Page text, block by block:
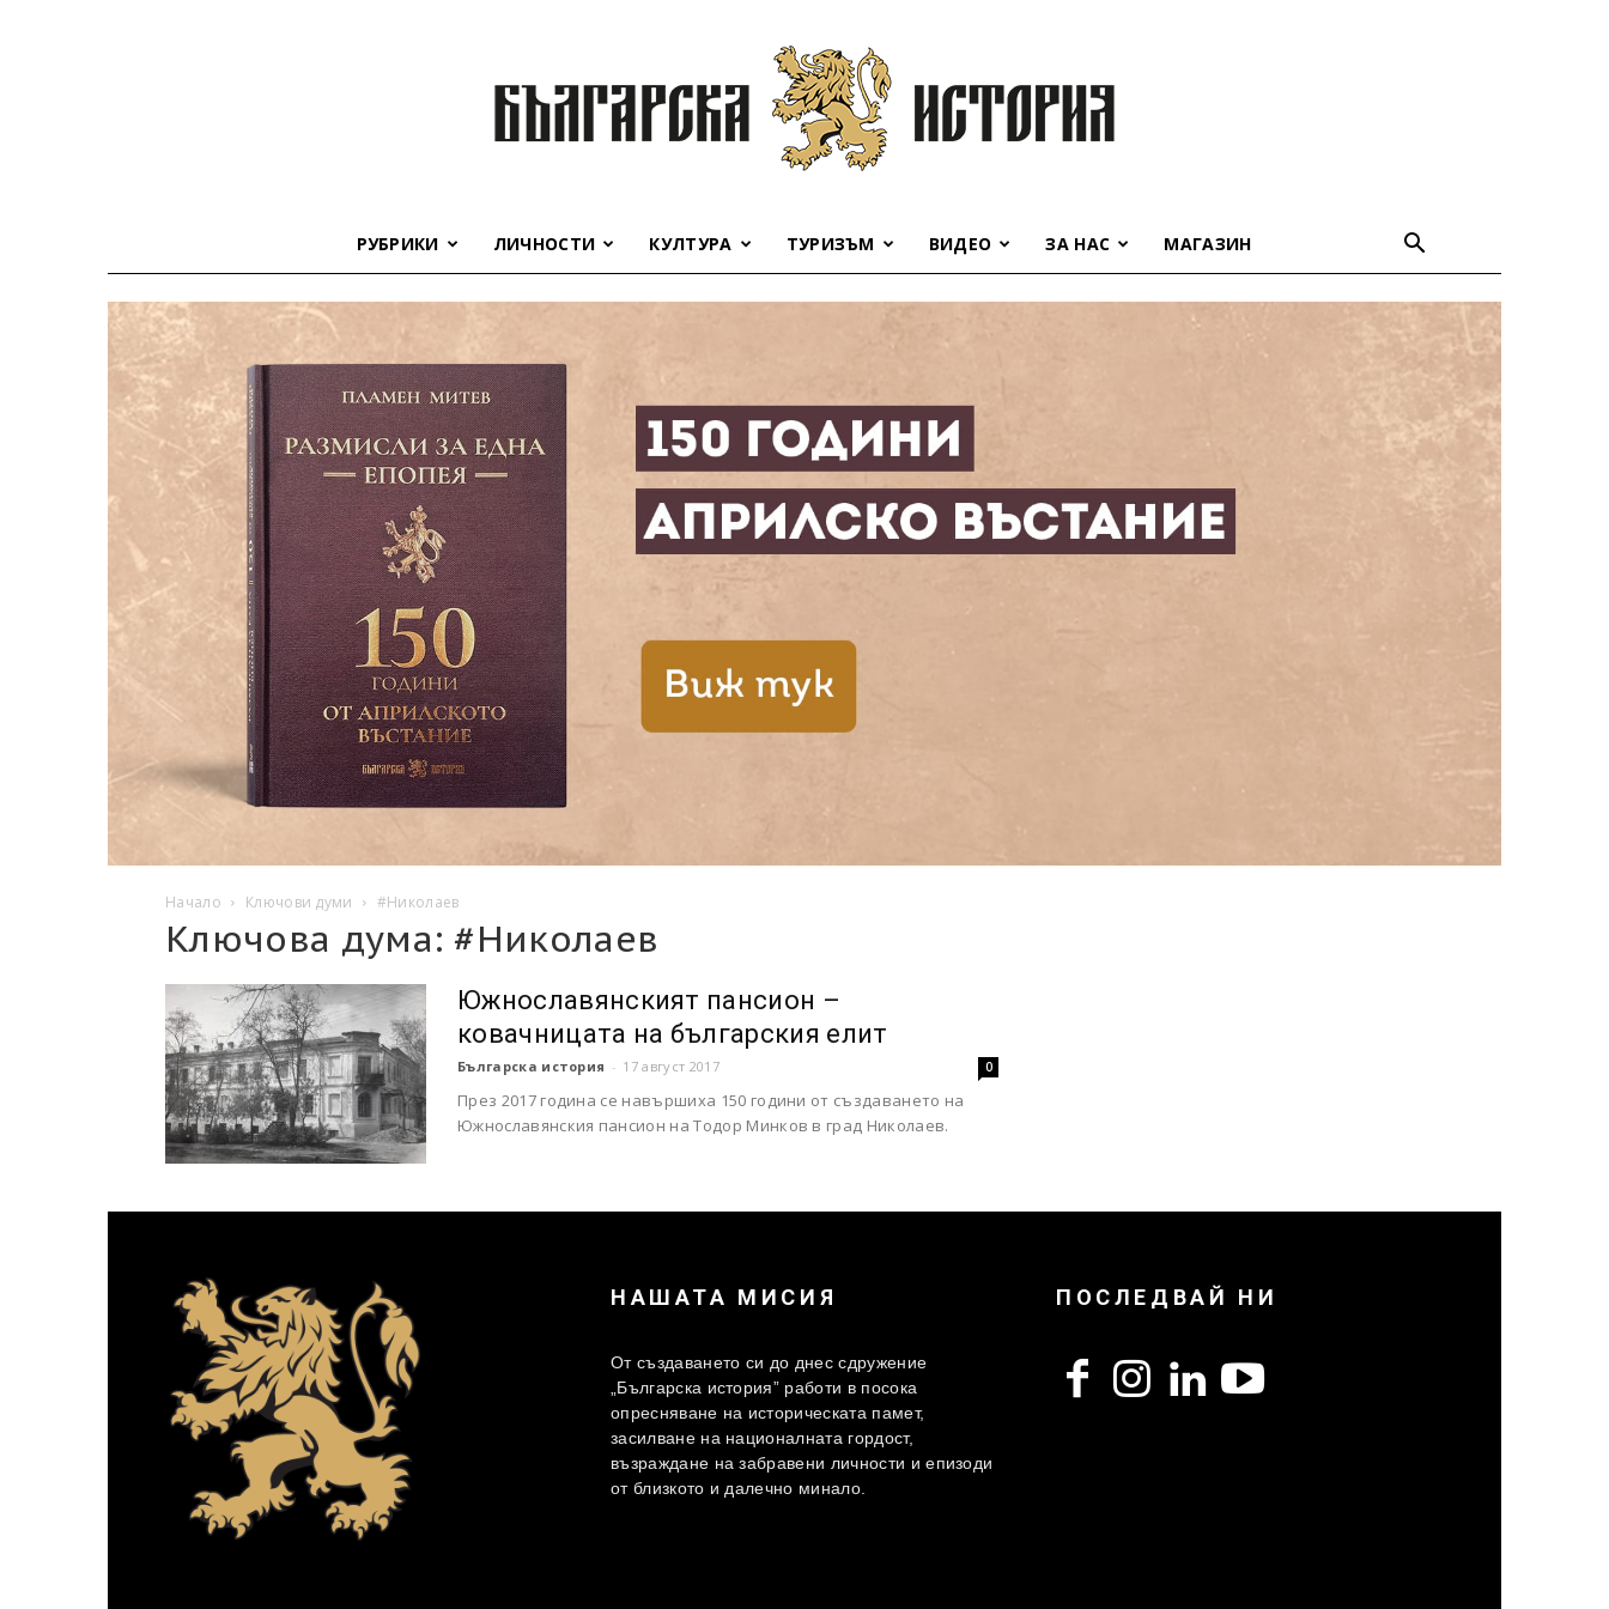
история
РУБРИКИ ЛИЧНОСТИ КУЛТУРА ТУРИЗЪМ ВИДЕО ЗА НАС МАГАЗИН
Начало Ключови думи #Николаев
Ключова дума: #Николаев
Южнославянският пансион –
ковачницата на българския елит
Българска история - 17 август 2017 0
През 2017 година се навършиха 150 години от създаването на
Южнославянския пансион на Тодор Минков в град Николаев.
НАШАТА МИСИЯ
От създаването си до днес сдружение
„Българска история” работи в посока
опресняване на историческата памет,
засилване на националната гордост,
възраждане на забравени личности и епизоди
от близкото и далечно минало.
ПОСЛЕДВАЙ НИ